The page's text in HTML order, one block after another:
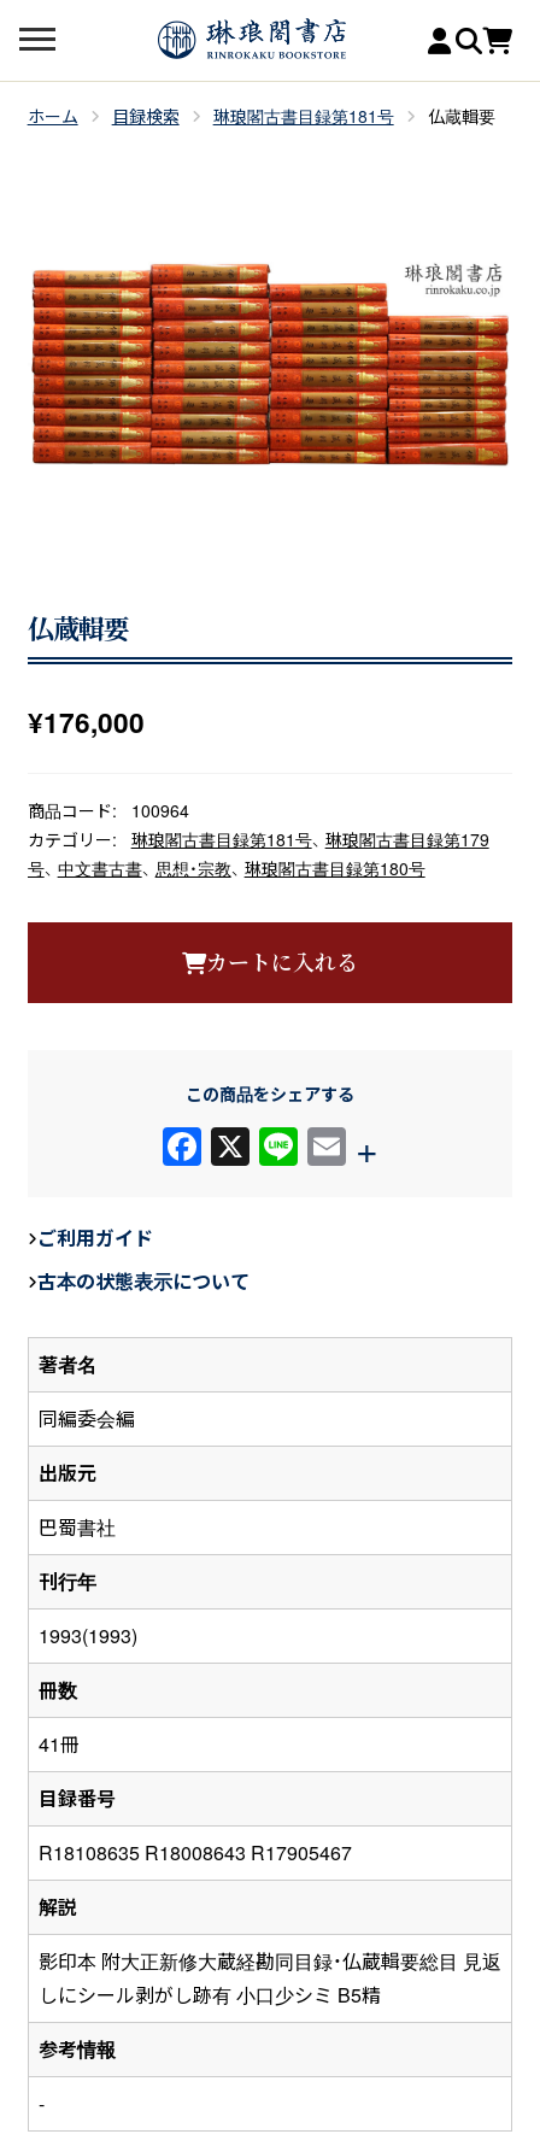
ホーム 目録検索 琳琅閣古書目録第181号 仏蔵輯要
仏蔵輯要
¥176,000
商品コード:
100964
カテゴリー:
琳琅閣古書目録第181号、 琳琅閣古書目録第179
号、 中文書古書、 思想・宗教、 琳琅閣古書目録第180号
著者名
同編委会編
出版元
巴蜀書社
刊行年
1993(1993)
冊数
41冊
目録番号
R18108635 R18008643 R17905467
解説
影印本 附大正新修大蔵経勘同目録・仏蔵輯要総目 見返
しにシール剥がし跡有 小口少シミ B5精
参考情報
-
カートに入れる
この商品をシェアする
F
e
b
o
o
X Li E
+
ご利用ガイド
古本の状態表示について